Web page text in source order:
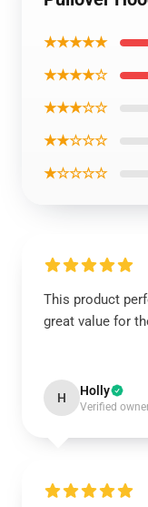
★★★★★
★★★★☆
★★★☆☆
★★☆☆☆
★☆☆☆☆
This product
great value for
H Holly
Verified